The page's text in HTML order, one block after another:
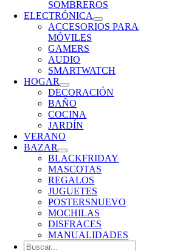
SOMBREROS
ELECTRÓNICA
ACCESORIOS PARA
MÓVILES
GAMERS
AUDIO
SMARTWATCH
HOGAR
DECORACIÓN
BAÑO
COCINA
JARDÍN
VERANO
BAZAR
BLACKFRIDAY
MASCOTAS
REGALOS
JUGUETES
POSTERSNUEVO
MOCHILAS
DISFRACES
MANUALIDADES
Buscar: